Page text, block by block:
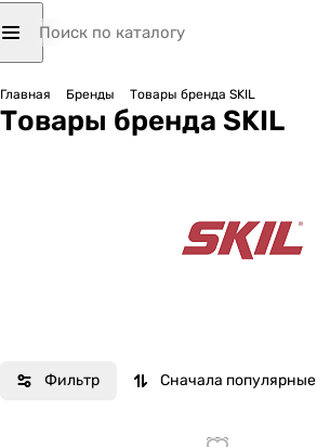
Главная Бренды Товары бренда SKIL
Товары бренда SKIL
Фильтр Сначала популярные